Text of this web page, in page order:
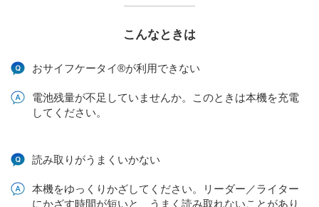
こんなときは
おサイフケータイ®が利用できない
電池残量が不足していませんか。このときは本機を充電
してください。
読み取りがうまくいかない
本機をゆっくりかざしてください。リーダー／ライター
にかざす時間が短いと、うまく読み取れないことがあり